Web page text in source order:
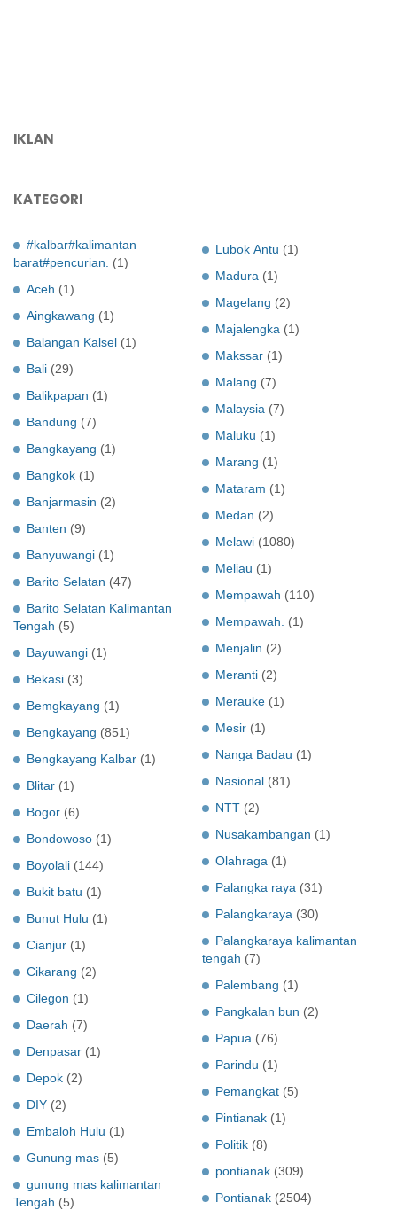
IKLAN
KATEGORI
#kalbar#kalimantan
barat#pencurian.
(1)
Aceh (1)
Aingkawang (1)
Balangan Kalsel (1)
Bali (29)
Balikpapan (1)
Bandung (7)
Bangkayang (1)
Bangkok (1)
Banjarmasin (2)
Banten (9)
Banyuwangi (1)
Barito Selatan (47)
Barito Selatan Kalimantan
Tengah (5)
Bayuwangi (1)
Bekasi (3)
Bemgkayang (1)
Bengkayang (851)
Bengkayang Kalbar (1)
Blitar (1)
Bogor (6)
Bondowoso (1)
Boyolali (144)
Bukit batu (1)
Bunut Hulu (1)
Cianjur (1)
Cikarang (2)
Cilegon (1)
Daerah (7)
Denpasar (1)
Depok (2)
DIY (2)
Embaloh Hulu (1)
Gunung mas (5)
gunung mas kalimantan
Tengah (5)
Lubok Antu (1)
Madura (1)
Magelang (2)
Majalengka (1)
Makssar (1)
Malang (7)
Malaysia (7)
Maluku (1)
Marang (1)
Mataram (1)
Medan (2)
Melawi (1080)
Meliau (1)
Mempawah (110)
Mempawah.
(1)
Menjalin (2)
Meranti (2)
Merauke (1)
Mesir (1)
Nanga Badau (1)
Nasional (81)
NTT (2)
Nusakambangan (1)
Olahraga (1)
Palangka raya (31)
Palangkaraya (30)
Palangkaraya kalimantan
tengah (7)
Palembang (1)
Pangkalan bun (2)
Papua (76)
Parindu (1)
Pemangkat (5)
Pintianak (1)
Politik (8)
pontianak (309)
Pontianak (2504)